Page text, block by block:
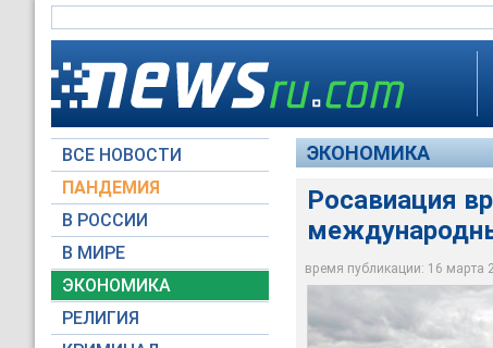
ВСЕ НОВОСТИ
ПАНДЕМИЯ
В РОССИИ
В МИРЕ
ЭКОНОМИКА
РЕЛИГИЯ
ЭКОНОМИКА
Росавиация
время публикации: 16 марта
Федеральное
марта 2016 года
Напомним,
египетского Шарм-
севере Синайского
После
Пресс-служба